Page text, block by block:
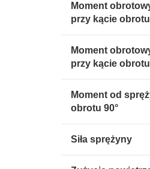
Moment
przy kącie obrotu
Moment
przy kącie obrotu
Moment od
obrotu 90°
Siła sprężyny